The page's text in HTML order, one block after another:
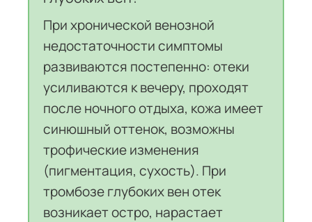
При хронической венозной
недостаточности симптомы
развиваются постепенно: отеки
усиливаются к вечеру, проходят
после ночного отдыха, кожа имеет
синюшный оттенок, возможны
трофические изменения
(пигментация, сухость). При
тромбозе глубоких вен отек
возникает остро, нарастает